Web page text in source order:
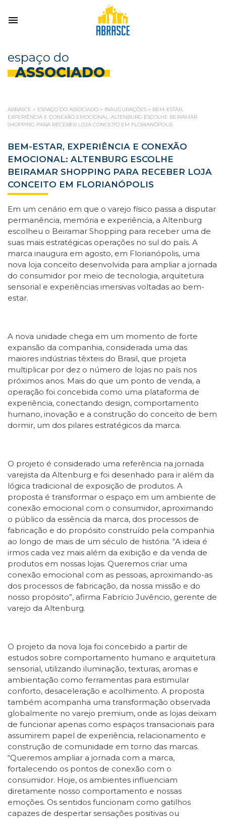
espaço do
ASSOCIADO
ABRASCE > ESPAÇO DO ASSOCIADO > INAUGURAÇÕES > BEM-ESTAR,
EXPERIÊNCIA E CONEXÃO EMOCIONAL: ALTENBURG ESCOLHE BEIRAMAR
SHOPPING PARA RECEBER LOJA CONCEITO EM FLORIANÓPOLIS
BEM-ESTAR, EXPERIÊNCIA E CONEXÃO
EMOCIONAL: ALTENBURG ESCOLHE
BEIRAMAR SHOPPING PARA RECEBER LOJA
CONCEITO EM FLORIANÓPOLIS
Em um cenário em que o varejo físico passa a disputar
permanência, memória e experiência, a Altenburg
escolheu o Beiramar Shopping para receber uma de
suas mais estratégicas operações no sul do país. A
marca inaugura em agosto, em Florianópolis, uma
nova loja conceito desenvolvida para ampliar a jornada
do consumidor por meio de tecnologia, arquitetura
sensorial e experiências imersivas voltadas ao bem-
estar.
A nova unidade chega em um momento de forte
expansão da companhia, considerada uma das
maiores indústrias têxteis do Brasil, que projeta
multiplicar por dez o número de lojas no país nos
próximos anos. Mais do que um ponto de venda, a
operação foi concebida como uma plataforma de
experiência, conectando design, comportamento
humano, inovação e a construção do conceito de bem
dormir, um dos pilares estratégicos da marca.
O projeto é considerado uma referência na jornada
varejista da Altenburg e foi desenhado para ir além da
lógica tradicional de exposição de produtos. A
proposta é transformar o espaço em um ambiente de
conexão emocional com o consumidor, aproximando
o público da essência da marca, dos processos de
fabricação e do propósito construído pela companhia
ao longo de mais de um século de história. “A ideia é
irmos cada vez mais além da exibição e da venda de
produtos em nossas lojas. Queremos criar uma
conexão emocional com as pessoas, aproximando-as
dos processos de fabricação, da nossa missão e do
nosso propósito”, afirma Fabrício Juvêncio, gerente de
varejo da Altenburg.
O projeto da nova loja foi concebido a partir de
estudos sobre comportamento humano e arquitetura
sensorial, utilizando iluminação, texturas, aromas e
ambientação como ferramentas para estimular
conforto, desaceleração e acolhimento. A proposta
também acompanha uma transformação observada
globalmente no varejo premium, onde as lojas deixam
de funcionar apenas como espaços transacionais para
assumirem papel de experiência, relacionamento e
construção de comunidade em torno das marcas.
“Queremos ampliar a jornada com a marca,
fortalecendo os pontos de conexão com o
consumidor. Hoje, os ambientes influenciam
diretamente nosso comportamento e nossas
emoções. Os sentidos funcionam como gatilhos
capazes de despertar sensações positivas ou